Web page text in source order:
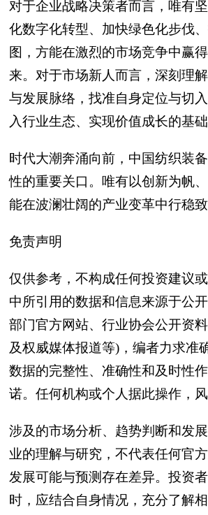
对于企业战略决策者而言，唯有
化数字化转型、加快绿色化步伐
图，方能在激烈的市场竞争中赢
来。对于市场新人而言，深刻理
与发展脉络，找准自身定位与切
入行业生态、实现价值成长的基础
时代大潮奔涌向前，中国纺织装
性的重要关口。唯有以创新为帆
能在波澜壮阔的产业变革中行稳致
免责声明
仅供参考，不构成任何投资建议
中所引用的数据和信息来源于公
部门官方网站、行业协会公开资
及权威媒体报道等)，编者力求准
数据的完整性、准确性和及时性
诺。任何机构或个人据此操作，风
涉及的市场分析、趋势判断和发
业的理解与研究，不代表任何官
发展可能与预测存在差异。投资
时，应结合自身情况，充分了解